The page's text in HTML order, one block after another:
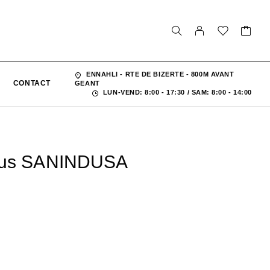
CONTACT
ENNAHLI - RTE DE BIZERTE - 800M AVANT
GEANT
LUN-VEND: 8:00 - 17:30 / SAM: 8:00 - 14:00
SANINDUSA